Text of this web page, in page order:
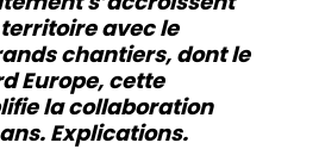
avec le
chantiers, dont le
Europe, cette
la collaboration
Explications.